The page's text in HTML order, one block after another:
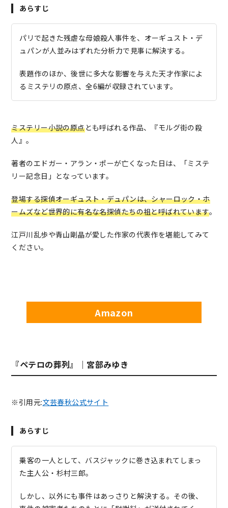
あらすじ
パリで起きた残虐な母娘殺人事件を、オーギュスト・デ
ュパンが人並みはずれた分析力で見事に解決する。
表題作のほか、後世に多大な影響を与えた天才作家によ
るミステリの原点、全6編が収録されています。
ミステリー小説の原点とも呼ばれる作品、『モルグ街の殺
人』。
著者のエドガー・アラン・ポーが亡くなった日は、「ミステ
リー記念日」となっています。
登場する探偵オーギュスト・デュパンは、シャーロック・ホ
ームズなど世界的に有名な名探偵たちの祖と呼ばれています。
江戸川乱歩や青山剛晶が愛した作家の代表作を堪能してみて
ください。
Amazon
『ペテロの葬列』｜宮部みゆき
※引用元:文芸春秋公式サイト
あらすじ
乗客の一人として、バスジャックに巻き込まれてしまっ
た主人公・杉村三郎。
しかし、以外にも事件はあっさりと解決する。その後、